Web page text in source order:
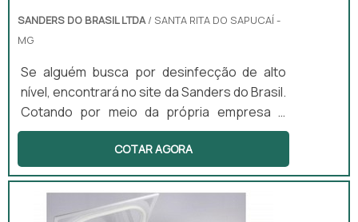
SANDERS DO BRASIL LTDA/ SANTA RITA DO SAPUCAÍ -
MG
Se alguém busca por desinfecção de alto
nível, encontrará no site da Sanders do Brasil.
Cotando por meio da própria empresa e
descobrindo a melhor referência em
qualidade.Quando o interesse é por
desinfecção de alto nível, na Sanders do
Brasil irá encontrar excelente custo-
benefício com produtos desenvolvidos para
COTAR AGORA